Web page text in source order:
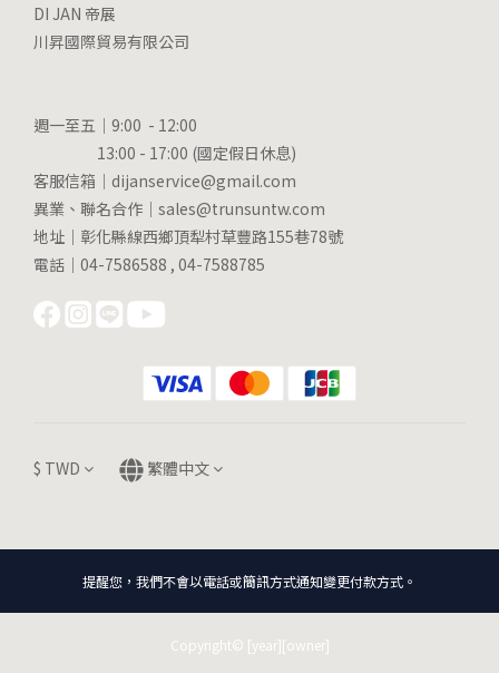
DI JAN 帝展
川昇國際貿易有限公司
週一至五｜9:00 - 12:00
13:00 - 17:00 (國定假日休息)
客服信箱｜dijanservice@gmail.com
異業、聯名合作｜sales@trunsuntw.com
地址｜彰化縣線西鄉頂犁村草豐路155巷78號
電話｜04-7586588 , 04-7588785
$ TWD 繁體中文
提醒您，我們不會以電話或簡訊方式通知變更付款方式。
Copyright© [year][owner]